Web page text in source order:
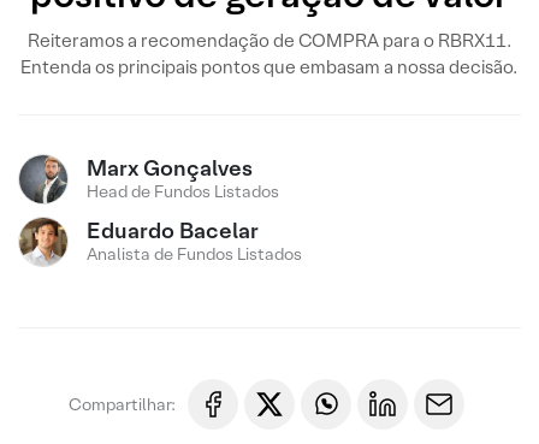
Reiteramos a recomendação de COMPRA para o RBRX11.
Entenda os principais pontos que embasam a nossa decisão.
Marx Gonçalves
Head de Fundos Listados
Eduardo Bacelar
Analista de Fundos Listados
Compartilhar: